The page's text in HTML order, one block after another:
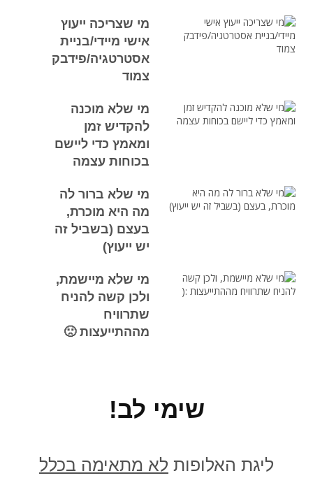
מי שצריכה ייעוץ
אישי מיידי/בניית
אסטרטגיה/פידבק
צמוד
מי שלא מוכנה
להקדיש זמן
ומאמץ כדי ליישם
בכוחות עצמה
מי שלא ברור לה
מה היא מוכרת,
בעצם (בשביל זה
יש ייעוץ)
מי שלא מיישמת,
ולכן קשה להניח
שתרוויח
מההתייעצות 🙁
שימי לב!
ליגת האלופות לא מתאימה בכלל